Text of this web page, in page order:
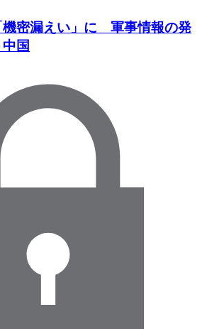
機密漏えい」に 軍事情報の発
国